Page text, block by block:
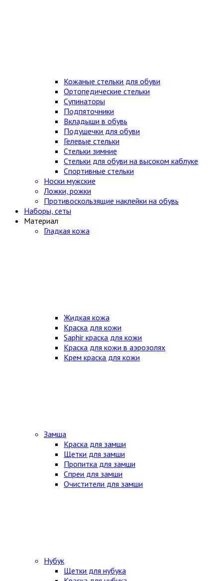
Кожаные стельки для обуви
Ортопедические стельки
Супинаторы
Подпяточники
Вкладыши в обувь
Подушечки для обуви
Гелевые стельки
Стельки зимние
Стельки для обуви на высоком каблуке
Спортивные стельки
Носки мужские
Ложки, рожки
Противоскользящие наклейки на обувь
Наборы, сеты
Материал
Гладкая кожа
Жидкая кожа
Краска для кожи
Saphir краска для кожи
Краска для кожи в аэрозолях
Крем краска для кожи
Замша
Краска для замши
Щетки для замши
Пропитка для замши
Спреи для замши
Очистители для замши
Нубук
Щетки для нубука